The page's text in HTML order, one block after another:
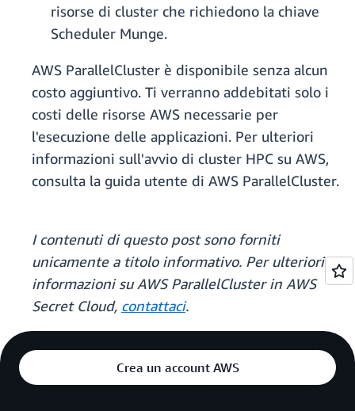
risorse di cluster che richiedono la chiave
Scheduler Munge.
AWS ParallelCluster è disponibile senza alcun
costo aggiuntivo. Ti verranno addebitati solo i
costi delle risorse AWS necessarie per
l'esecuzione delle applicazioni. Per ulteriori
informazioni sull'avvio di cluster HPC su AWS,
consulta la guida utente di AWS ParallelCluster.
I contenuti di questo post sono forniti
unicamente a titolo informativo. Per ulteriori
informazioni su AWS ParallelCluster in AWS
Secret Cloud, contattaci.
Crea un account AWS